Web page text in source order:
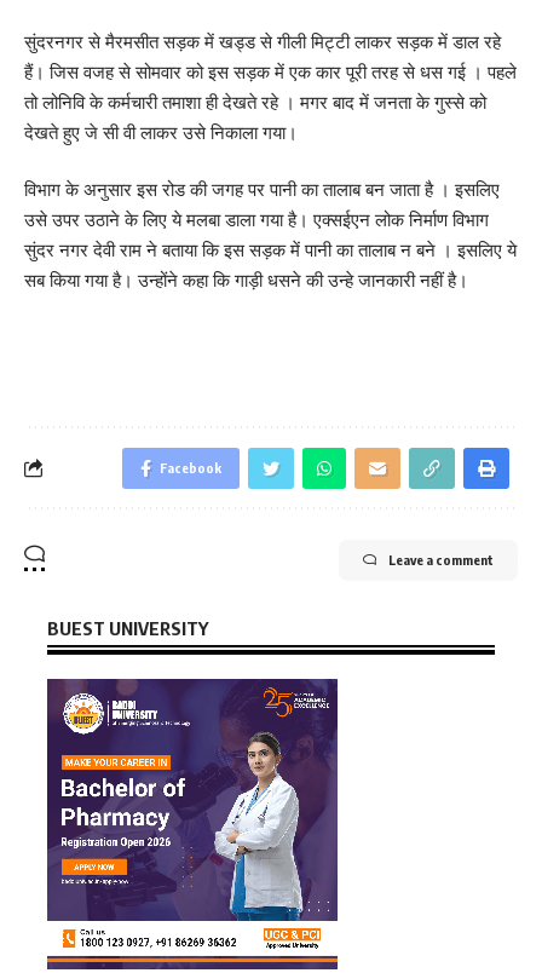
सुंदरनगर से मैरमसीत सड़क में खड्ड से गीली मिट्टी लाकर सड़क में डाल रहे
हैं। जिस वजह से सोमवार को इस सड़क में एक कार पूरी तरह से धस गई । पहले
तो लोनिवि के कर्मचारी तमाशा ही देखते रहे । मगर बाद में जनता के गुस्से को
देखते हुए जे सी वी लाकर उसे निकाला गया।
विभाग के अनुसार इस रोड की जगह पर पानी का तालाब बन जाता है । इसलिए
उसे उपर उठाने के लिए ये मलबा डाला गया है। एक्सईएन लोक निर्माण विभाग
सुंदर नगर देवी राम ने बताया कि इस सड़क में पानी का तालाब न बने । इसलिए ये
सब किया गया है। उन्होंने कहा कि गाड़ी धसने की उन्हे जानकारी नहीं है।
Facebook
Leave a comment
BUEST UNIVERSITY